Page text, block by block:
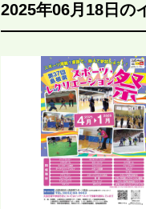
2025年06月18日の